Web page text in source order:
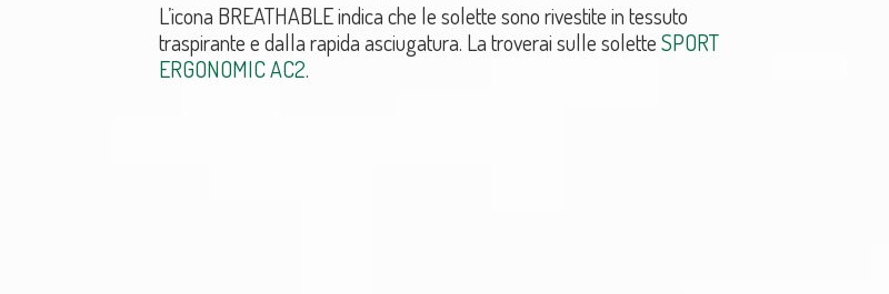
L’icona BREATHABLE indica che le solette sono rivestite in tessuto
traspirante e dalla rapida asciugatura. La troverai sulle soletteSPORT
ERGONOMIC AC2.